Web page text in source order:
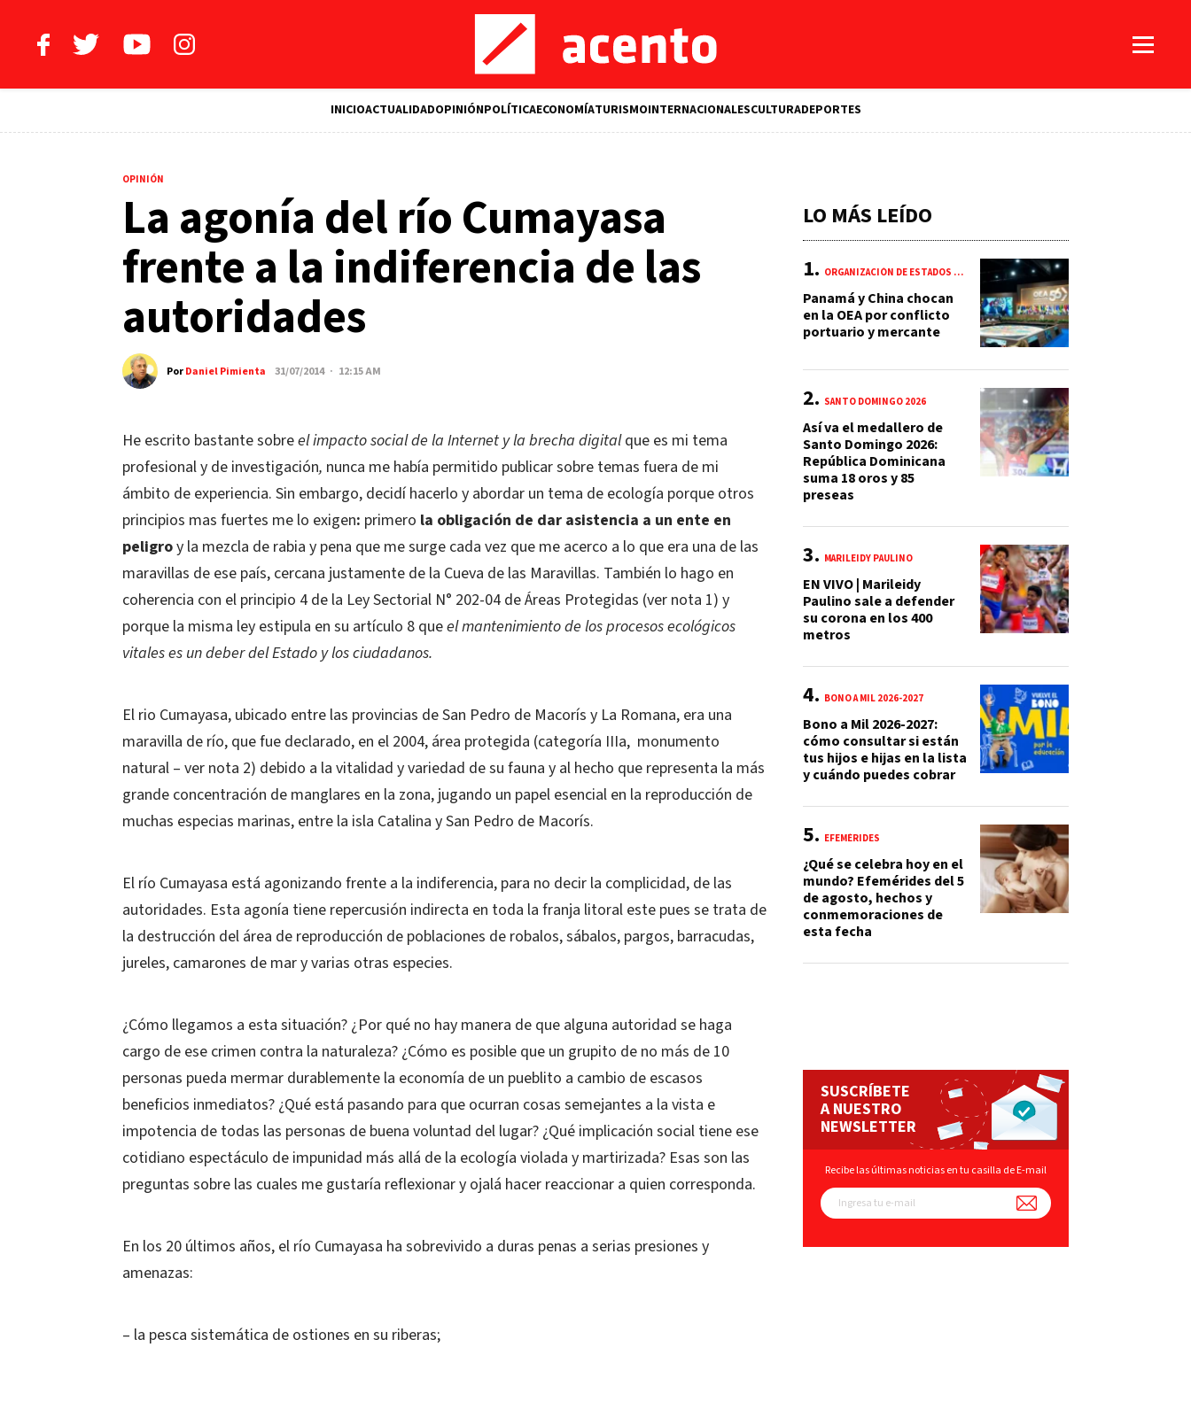
INICIOACTUALIDADOPINIÓNPOLÍTICAECONOMÍATURISMOINTERNACIONALESCULTURADEPORTES
OPINIÓN
La agonía del río Cumayasa
frente a la indiferencia de las
autoridades
PorDaniel Pimienta 31/07/2014 · 12:15 AM
He escrito bastante sobreel impacto social de la Internet y la brecha digitalque es mi tema
profesional y de investigación, nunca me había permitido publicar sobre temas fuera de mi
ámbito de experiencia. Sin embargo, decidí hacerlo y abordar un tema de ecología porque otros
principios mas fuertes me lo exigen: primero la obligación de dar asistencia a un ente en
peligroy la mezcla de rabia y pena que me surge cada vez que me acerco a lo que era una de las
maravillas de ese país, cercana justamente de la Cueva de las Maravillas. También lo hago en
coherencia con el principio 4 de la Ley Sectorial N° 202-04 de Áreas Protegidas (ver nota 1) y
porque la misma ley estipula en su artículo 8 queel mantenimiento de los procesos ecológicos
vitales es un deber del Estado y los ciudadanos.
El rio Cumayasa, ubicado entre las provincias de San Pedro de Macorís y La Romana, era una
maravilla de río, que fue declarado, en el 2004, área protegida (categoría IIIa, monumento
natural – ver nota 2) debido a la vitalidad y variedad de su fauna y al hecho que representa la más
grande concentración de manglares en la zona, jugando un papel esencial en la reproducción de
muchas especias marinas, entre la isla Catalina y San Pedro de Macorís.
El río Cumayasa está agonizando frente a la indiferencia, para no decir la complicidad, de las
autoridades. Esta agonía tiene repercusión indirecta en toda la franja litoral este pues se trata de
la destrucción del área de reproducción de poblaciones de robalos, sábalos, pargos, barracudas,
jureles, camarones de mar y varias otras especies.
¿Cómo llegamos a esta situación? ¿Por qué no hay manera de que alguna autoridad se haga
cargo de ese crimen contra la naturaleza? ¿Cómo es posible que un grupito de no más de 10
personas pueda mermar durablemente la economía de un pueblito a cambio de escasos
beneficios inmediatos? ¿Qué está pasando para que ocurran cosas semejantes a la vista e
impotencia de todas las personas de buena voluntad del lugar? ¿Qué implicación social tiene ese
cotidiano espectáculo de impunidad más allá de la ecología violada y martirizada? Esas son las
preguntas sobre las cuales me gustaría reflexionar y ojalá hacer reaccionar a quien corresponda.
En los 20 últimos años, el río Cumayasa ha sobrevivido a duras penas a serias presiones y
amenazas:
– la pesca sistemática de ostiones en su riberas;
LO MÁS LEÍDO
ORGANIZACIÓN DE ESTADOS AMERICANOS (OEA)
Panamá y China chocan
en la OEA por conflicto
portuario y mercante
SANTO DOMINGO 2026
Así va el medallero de
Santo Domingo 2026:
República Dominicana
suma 18 oros y 85
preseas
MARILEIDY PAULINO
EN VIVO | Marileidy
Paulino sale a defender
su corona en los 400
metros
BONO A MIL 2026-2027
Bono a Mil 2026-2027:
cómo consultar si están
tus hijos e hijas en la lista
y cuándo puedes cobrar
EFEMÉRIDES
¿Qué se celebra hoy en el
mundo? Efemérides del 5
de agosto, hechos y
conmemoraciones de
esta fecha
SUSCRÍBETE
A NUESTRO
NEWSLETTER
Recibe las últimas noticias en tu casilla de E-mail